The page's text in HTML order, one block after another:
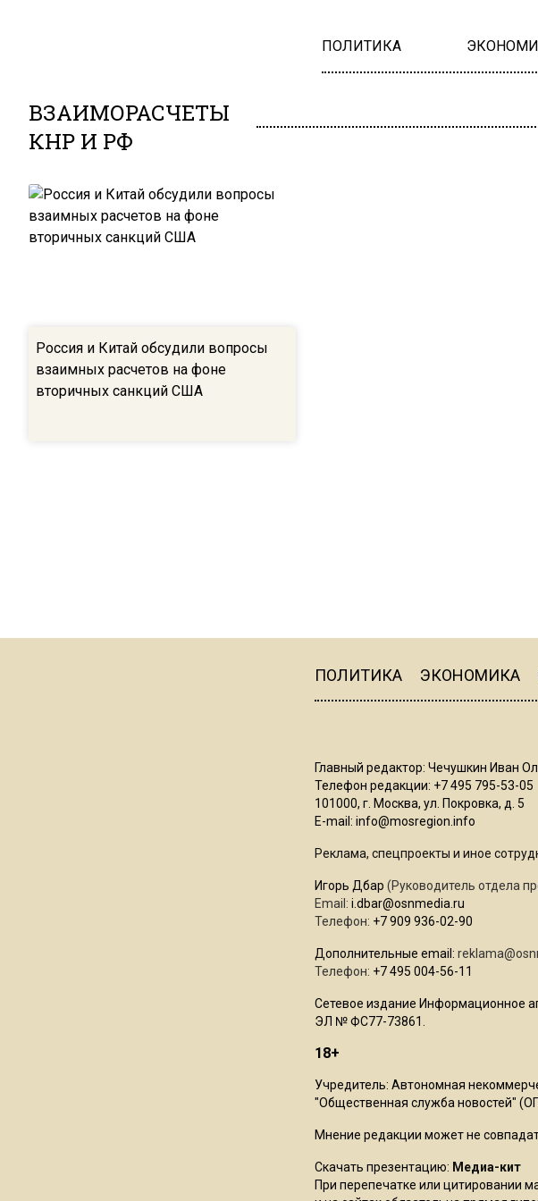
ПОЛИТИКА
ВЗАИМОРАСЧЕТЫ
КНР И РФ
Россия и Китай обсудили вопросы
взаимных расчетов на фоне
вторичных санкций США
ПОЛИТИКА ЭКОНОМИКА
Главный редактор: Чечушкин Иван
Телефон редакции: +7 495 795-53-05
101000, г. Москва, ул. Покровка, д. 5
E-mail: info@mosregion.info
Реклама, спецпроекты и иное
Игорь Дбар (Руководитель отдела
Email: i.dbar@osnmedia.ru
Телефон: +7 909 936-02-90
Дополнительные email:
Телефон: +7 495 004-56-11
Сетевое издание Информационное
ЭЛ № ФС77-73861.
18+
Учредитель: Автономная
"Общественная служба новостей"
Мнение редакции может не
Скачать презентацию: Медиа-кит
При перепечатке или цитировании